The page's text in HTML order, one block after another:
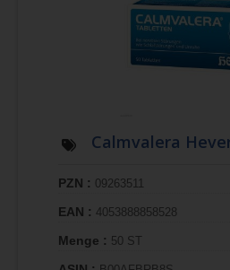
Calmvalera
PZN : 09263511
EAN : 4053888858528
Menge : 50 ST